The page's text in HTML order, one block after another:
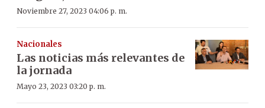
Noviembre 27, 2023 04:06 p. m.
Nacionales
Las noticias más relevantes de
la jornada
Mayo 23, 2023 03:20 p. m.